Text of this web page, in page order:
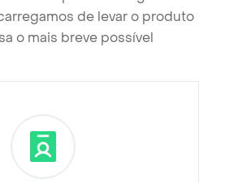
de levar o produto
o mais breve possível